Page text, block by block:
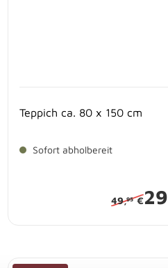
Teppich ca. 80 x 150 cm
Sofort abholbereit
49,95€